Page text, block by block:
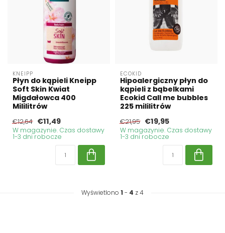
KNEIPP
Płyn do kąpieli Kneipp
Soft Skin Kwiat
Migdałowca 400
Mililitrów
€12,64 €11,49
W magazynie. Czas dostawy
1-3 dni robocze
ECOKID
Hipoalergiczny płyn do
kąpieli z bąbelkami
Ecokid Call me bubbles
225 mililitrów
€21,95 €19,95
W magazynie. Czas dostawy
1-3 dni robocze
Wyświetlono 1 - 4 z 4